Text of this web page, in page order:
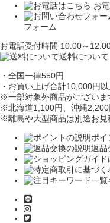
お
フォーム
お電話受付時間 10:00～
送料について
・全国一律550円
・お買い上げ合計10,000円
※一部対象外商品がございま
※北海道1,100円、沖縄2,200
※離島や大型商品は別途お見
ポイ
返品